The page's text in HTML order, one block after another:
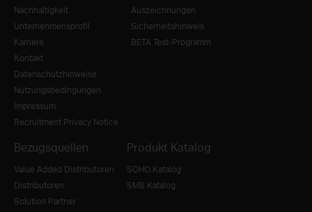
Nachhaltigkeit
Unternehmensprofil
Karriere
Kontakt
Datenschutzhinweise
Nutzungsbedingungen
Impressum
Recruitment Privacy Notice
Auszeichnungen
Sicherheitshinweis
BETA Test-Programm
Bezugsquellen
Value Added Distributoren
Distributoren
Solution Partner
Produkt Katalog
SOHO Katalog
SMB Katalog